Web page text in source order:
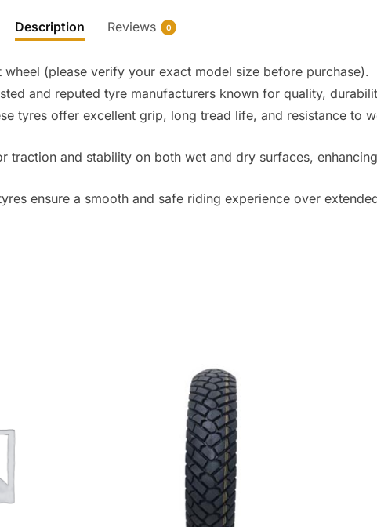
Description Reviews 0
wheel (please verify your exact model size before purchase).
and reputed tyre manufacturers known for quality,
tyres offer excellent grip, long tread life, and resistance to
traction and stability on both wet and dry surfaces,
ensure a smooth and safe riding experience over